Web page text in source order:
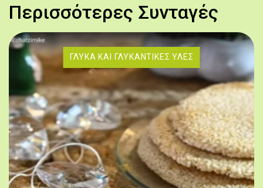
Περισσότερες Συνταγές
ΓΛΥΚΆ ΚΑΙ ΓΛΥΚΑΝΤΙΚΈΣ ΎΛΕΣ